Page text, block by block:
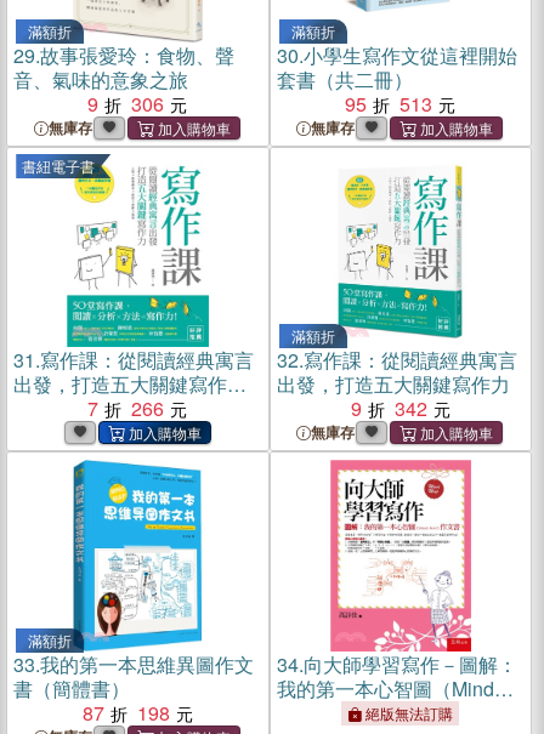
滿額折
29.故事張愛玲：食物、聲
音、氣味的意象之旅
9
306
無庫存
滿額折
30.小學生寫作文從這裡開始
套書（共二冊）
95
513
無庫存
書紐電子書
31.寫作課：從閱讀經典寓言
出發，打造五大關鍵寫作力
7 266
滿額折
32.寫作課：從閱讀經典寓言
出發，打造五大關鍵寫作力
9
342
無庫存
滿額折
33.我的第一本思維異圖作文
書（簡體書）
87
198
34.向大師學習寫作－圖解：
我的第一本心智圖（Mind
Map）作文書絕版無法訂購